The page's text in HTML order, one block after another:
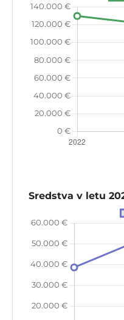
Sredstva v letu